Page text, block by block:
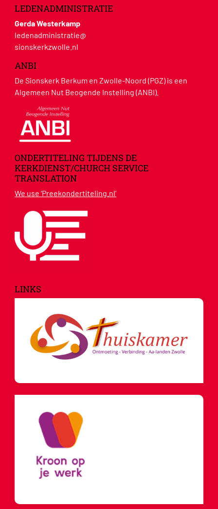
LEDENADMINISTRATIE
Gerda Westerkamp
ledenadministratie@
sionskerkzwolle.nl
ANBI
De Sionskerk Berkum en Zwolle-Noord (PGZ) is een
Algemeen Nut Beogende Instelling (ANBI).
ONDERTITELING TIJDENS DE
KERKDIENST/CHURCH SERVICE
TRANSLATION
We use ‘Preekondertiteling.nl’
LINKS